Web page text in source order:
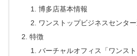
博多店基本情報
ワンストップビジネスセンタ
特徴
バーチャルオフィス「ワンス